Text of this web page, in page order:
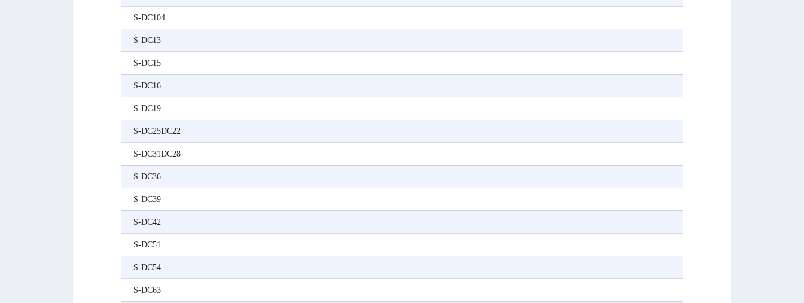
S-DC104
S-DC13
S-DC15
S-DC16
S-DC19
S-DC25DC22
S-DC31DC28
S-DC36
S-DC39
S-DC42
S-DC51
S-DC54
S-DC63